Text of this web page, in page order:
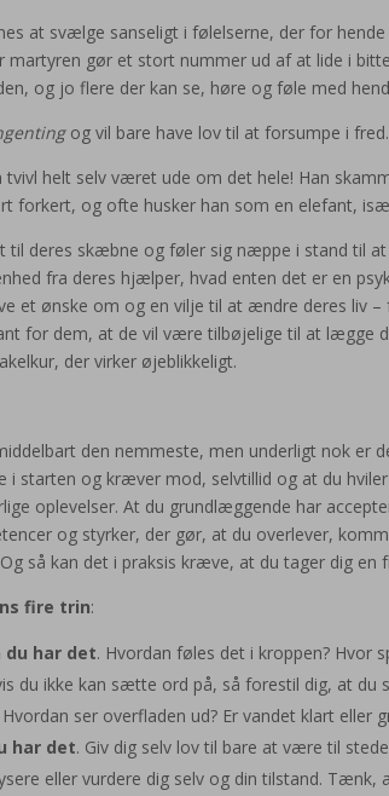
at svælge sanseligt i følelserne, der for
martyren gør et stort nummer ud af at lide i
og jo flere der kan se, høre og føle med
og vil bare have lov til at forsumpe i
tvivl helt selv været ude om det hele! Han
forkert, og ofte husker han som en elefant,
til deres skæbne og føler sig næppe i stand til
fra deres hjælper, hvad enten det er en
et ønske om og en vilje til at ændre deres liv
for dem, at de vil være tilbøjelige til at lægge
der virker øjeblikkeligt.
den nemmeste, men underligt nok er
starten og kræver mod, selvtillid og at du
oplevelser. At du grundlæggende har
og styrker, der gør, at du overlever,
så kan det i praksis kræve, at du tager dig en
fire trin:
har det. Hvordan føles det i kroppen? Hvor
du ikke kan sætte ord på, så forestil dig, at du
ser overfladen ud? Er vandet klart eller
har det. Giv dig selv lov til bare at være til
eller vurdere dig selv og din tilstand.